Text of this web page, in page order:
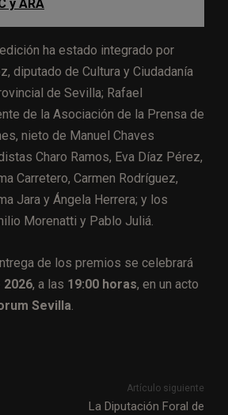
y ARA
ha estado integrado por
diputado de Cultura y Ciudadanía
de Sevilla; Rafael
de la Asociación de la Prensa de
nieto de Manuel Chaves
Charo Ramos, Eva Díaz Pérez,
Carretero, Carmen Rodríguez,
Jara y Ángela Herrera; y los
Morenatti y Pablo Juliá.
de los premios se celebrará
2026, a las 19:00 horas, en un acto
Sevilla.
Artículo siguiente
La Diputación Foral de